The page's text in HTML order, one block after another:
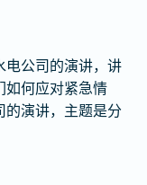
电公司的演讲，讲
如何应对紧急情
的演讲，主题是分